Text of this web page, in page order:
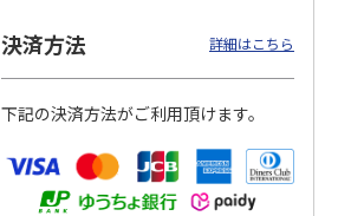
決済方法 詳細はこちら
下記の決済方法がご利用頂けます。